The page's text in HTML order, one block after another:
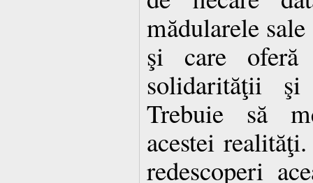
mădularele
şi care oferă
solidarităţii
Trebuie să
acestei
redescoperi